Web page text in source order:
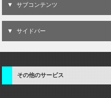
サブコンテンツ
サイドバー
その他のサービス